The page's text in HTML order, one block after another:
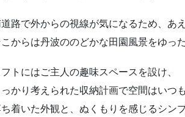
路で外からの視線が気になるため、あ
からは丹波ののどかな田園風景をゆっ
フトにはご主人の趣味スペースを設け、
っかり考えられた収納計画で空間はいつ
着いた外観と、ぬくもりを感じるシン